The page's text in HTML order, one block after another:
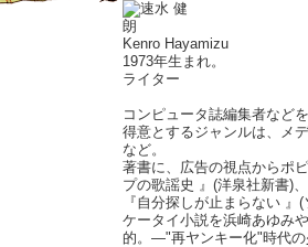
Kenro Hayamizu
1973年生まれ。
ライター
コンピュータ誌編集者など
得意とするジャンルは、メ
など。
著書に、広告の視点からポ
プの歌謡史 』(洋泉社新書)
『 自分探しが止まらない 』(
ケータイ小説を浜崎あゆみ
的。―"再ヤンキー化"時代の